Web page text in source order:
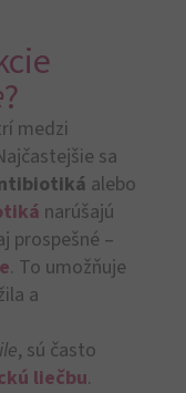
?
medzi
sa
alebo
narúšajú
prospešné –
. To umožňuje
a
, sú často
liečbu.